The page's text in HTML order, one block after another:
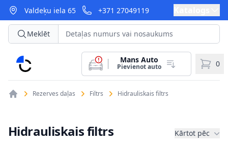
Valdeķu iela 65 +371 27049119
CarParts
Meklēt
Mans Auto
Pievienot auto 0
Rezerves daļas Filtrs Hidrauliskais filtrs
Hidrauliskais filtrs Kārtot pēc